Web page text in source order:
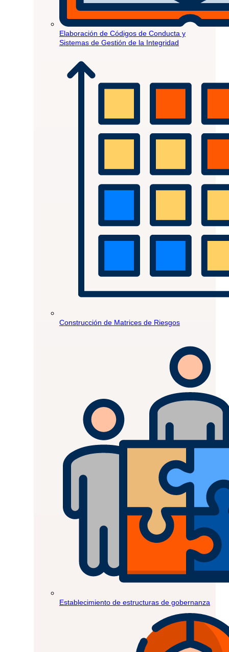
Elaboración de Códigos de Conducta y
Sistemas de Gestión de la Integridad
Construcción de Matrices de Riesgos
Establecimiento de estructuras de gobernanza